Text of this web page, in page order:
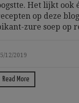
Het lijkt ook
op deze
zure soep op
12/2019
Read More